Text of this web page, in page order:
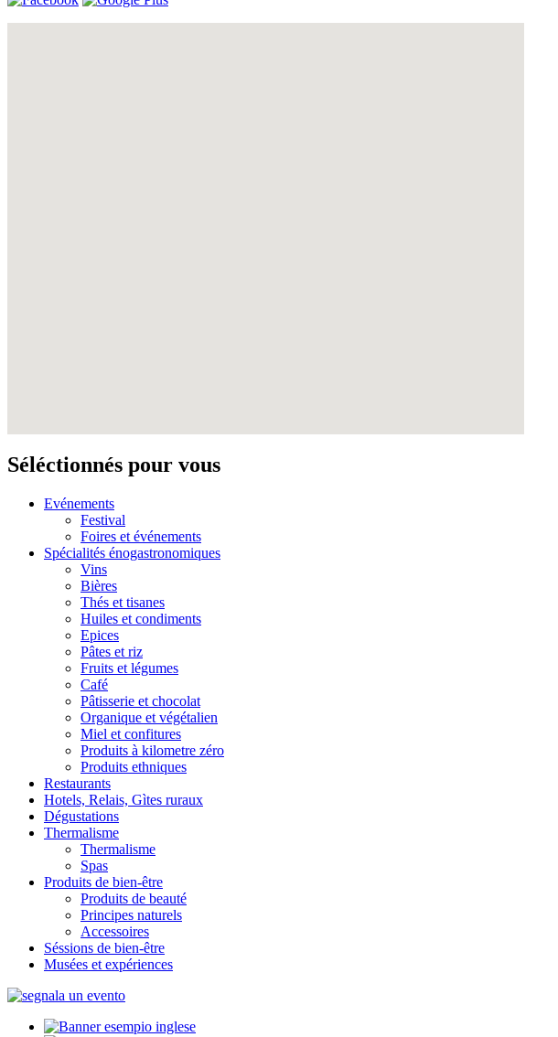
Séléctionnés pour vous
Evénements
Festival
Foires et événements
Spécialités énogastronomiques
Vins
Bières
Thés et tisanes
Huiles et condiments
Epices
Pâtes et riz
Fruits et légumes
Café
Pâtisserie et chocolat
Organique et végétalien
Miel et confitures
Produits à kilometre zéro
Produits ethniques
Restaurants
Hotels, Relais, Gìtes ruraux
Dégustations
Thermalisme
Thermalisme
Spas
Produits de bien-être
Produits de beauté
Principes naturels
Accessoires
Séssions de bien-être
Musées et expériences